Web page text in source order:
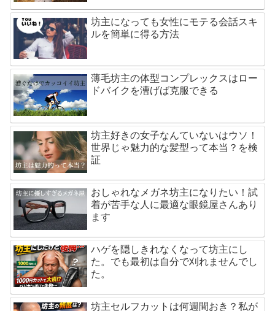
坊主になっても女性にモテる会話スキ
ルを簡単に得る方法
薄毛坊主の体型コンプレックスはロー
ドバイクを漕げば克服できる
坊主好きの女子なんていないはウソ！
世界じゃ魅力的な髪型って本当？を検
証
おしゃれなメガネ坊主になりたい！試
着が苦手な人に最適な眼鏡屋さんあり
ます
ハゲを隠しきれなくなって坊主にし
た。でも最初は自分で刈れませんでし
た。
坊主セルフカットは何週間おき？私が